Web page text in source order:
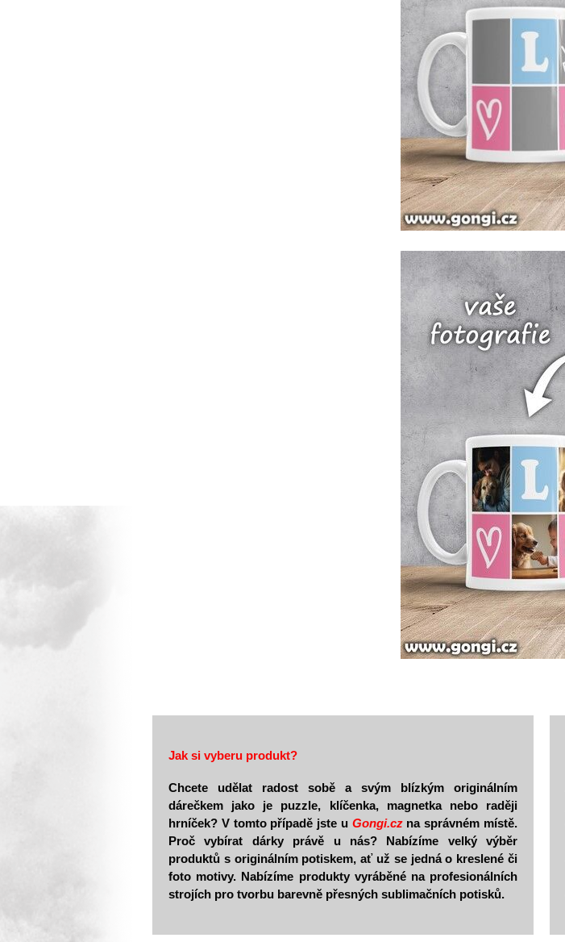
Jak si vyberu produkt?
Chcete udělat radost sobě a svým blízkým originálním
dárečkem jako je puzzle, klíčenka, magnetka nebo raději
hrníček? V tomto případě jste u Gongi.cz na správném místě.
Proč vybírat dárky právě u nás? Nabízíme velký výběr
produktů s originálním potiskem, ať už se jedná o kreslené či
foto motivy. Nabízíme produkty vyráběné na profesionálních
strojích pro tvorbu barevně přesných sublimačních potisků.